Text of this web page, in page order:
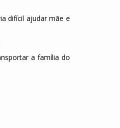
difícil ajudar mãe e
a família do